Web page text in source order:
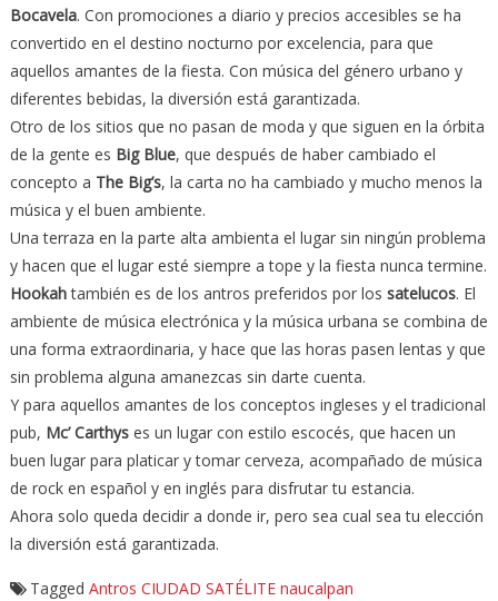
Bocavela. Con promociones a diario y precios accesibles se ha
convertido en el destino nocturno por excelencia, para que
aquellos amantes de la fiesta. Con música del género urbano y
diferentes bebidas, la diversión está garantizada.
Otro de los sitios que no pasan de moda y que siguen en la órbita
de la gente es Big Blue, que después de haber cambiado el
concepto a The Big’s, la carta no ha cambiado y mucho menos la
música y el buen ambiente.
Una terraza en la parte alta ambienta el lugar sin ningún problema
y hacen que el lugar esté siempre a tope y la fiesta nunca termine.
Hookahtambién es de los antros preferidos por los satelucos. El
ambiente de música electrónica y la música urbana se combina de
una forma extraordinaria, y hace que las horas pasen lentas y que
sin problema alguna amanezcas sin darte cuenta.
Y para aquellos amantes de los conceptos ingleses y el tradicional
pub, Mc’ Carthyses un lugar con estilo escocés, que hacen un
buen lugar para platicar y tomar cerveza, acompañado de música
de rock en español y en inglés para disfrutar tu estancia.
Ahora solo queda decidir a donde ir, pero sea cual sea tu elección
la diversión está garantizada.
Tagged Antros CIUDAD SATÉLITE naucalpan